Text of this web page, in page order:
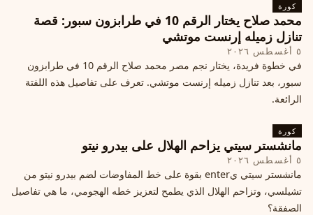
كورة
محمد صلاح يختار الرقم 10 في طرابزون سبور: قصة
تنازل زميله إرنست موتشي
٥ أغسطس ٢٠٢٦
في خطوة فريدة، يختار نجم مصر محمد صلاح الرقم 10 في طرابزون
سبور، بعد تنازل زميله إرنست موتشي. تعرف على تفاصيل هذه اللفتة
الرائعة.
كورة
مانشستر سيتي يزاحم الهلال على بيدرو نيتو
٥ أغسطس ٢٠٢٦
مانشستر سيتي يenter بقوة على خط المفاوضات لضم بيدرو نيتو من
تشيلسي، وتزاحم الهلال الذي يطمح لتعزيز خطه الهجومي، ما هي تفاصيل
الصفقة؟